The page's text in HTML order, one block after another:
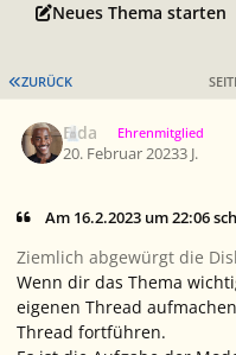
Neues Thema starten
ERSTE SEITE
ZURÜCK
Elda Ehrenmitglied
20. Februar 20233 J.
Am 16.2.2023 um 22:06
Ziemlich abgewürgt die
Wenn dir das Thema
eigenen Thread
Thread fortführen.